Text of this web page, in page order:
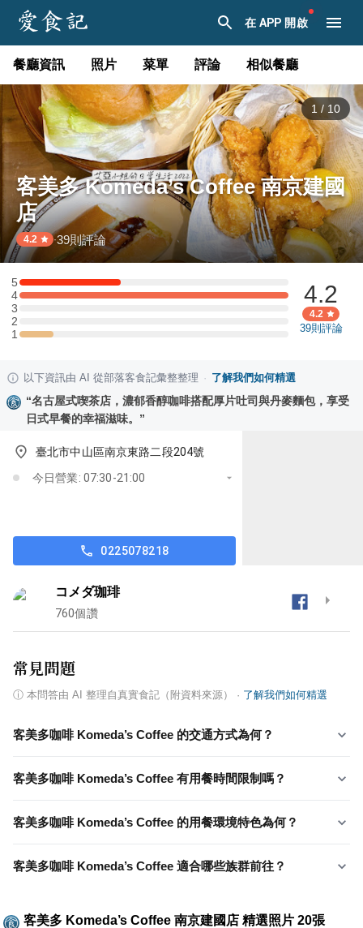
在 APP 開啟
餐廳資訊 照片 菜單 評論 相似餐廳
1 / 10
客美多 Komeda’s Coffee 南京建國
店
4.2 ·39則評論
5
5 星：3 則評論
4
4 星：8 則評論
3
3 星：0 則評論
2
2 星：0 則評論
11 星：1 則評論
4.2
4.2
39則評論
以下資訊由 AI 從部落客食記彙整整理 · 了解我們如何精選
“名古屋式喫茶店，濃郁香醇咖啡搭配厚片吐司與丹麥麵包，享受
日式早餐的幸福滋味。 ”
臺北市中山區南京東路二段204號
今日營業: 07:30-21:00
0225078218
コメダ珈琲
760個讚
常見問題
ⓘ 本問答由 AI 整理自真實食記（附資料來源） · 了解我們如何精選
客美多咖啡 Komeda’s Coffee 的交通方式為何？
客美多咖啡 Komeda’s Coffee 有用餐時間限制嗎？
客美多咖啡 Komeda’s Coffee 的用餐環境特色為何？
客美多咖啡 Komeda’s Coffee 適合哪些族群前往？
客美多 Komeda’s Coffee 南京建國店 精選照片 20張